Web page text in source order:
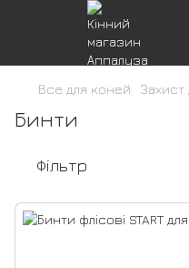
Все для коней Захист
Бинти
Фільтр